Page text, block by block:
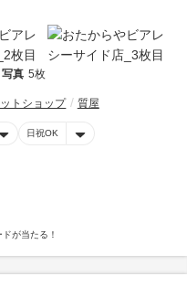
写真 5枚
トショップ 質屋
日祝OK
が当たる！